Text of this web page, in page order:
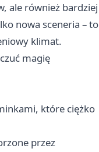
ale również bardziej
nowa sceneria – to
klimat.
magię
które ciężko
przez